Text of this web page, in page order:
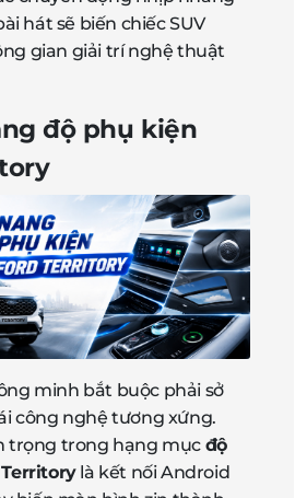
hát sẽ biến chiếc SUV
gian giải trí nghệ thuật
độ phụ kiện
minh bắt buộc phải sở
công nghệ tương xứng.
trọng trong hạng mục độ
là kết nối Android